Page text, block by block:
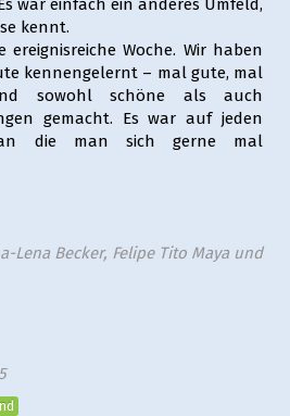
war einfach ein anderes Umfeld,
kennt.
ereignisreiche Woche. Wir haben
kennengelernt – mal gute, mal
sowohl schöne als auch
gemacht. Es war auf jeden
die man sich gerne mal
Lena Becker, Felipe Tito Maya und